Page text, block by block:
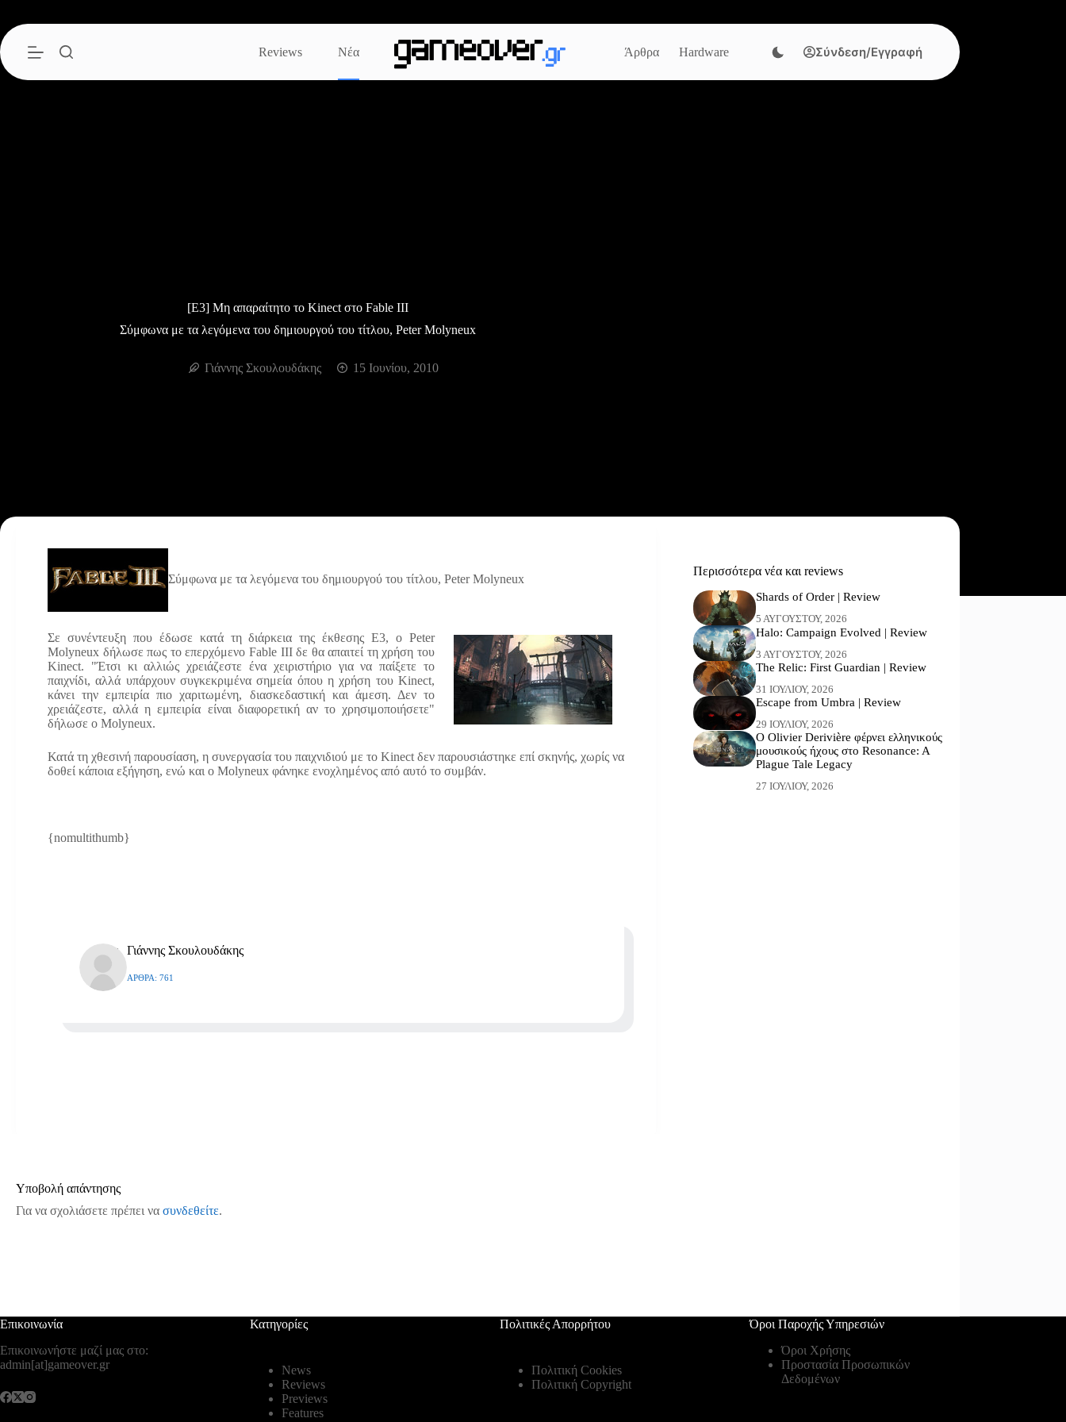
περιεχόμενο
Reviews
Νέα Άρθρα Hardware Σύνδεση/Εγγραφή
[E3] Μη απαραίτητο το Kinect στο Fable III
Σύμφωνα με τα λεγόμενα του δημιουργού του τίτλου, Peter Molyneux
Γιάννης Σκουλουδάκης 15 Ιουνίου, 2010
Σύμφωνα με τα λεγόμενα του δημιουργού του τίτλου, Peter Molyneux
Σε συνέντευξη που έδωσε κατά τη διάρκεια της έκθεσης Ε3, ο Peter
Molyneux δήλωσε πως το επερχόμενο Fable III δε θα απαιτεί τη χρήση του
Kinect. "Έτσι κι αλλιώς χρειάζεστε ένα χειριστήριο για να παίξετε το
παιχνίδι, αλλά υπάρχουν συγκεκριμένα σημεία όπου η χρήση του Kinect,
κάνει την εμπειρία πιο χαριτωμένη, διασκεδαστική και άμεση. Δεν το
χρειάζεστε, αλλά η εμπειρία είναι διαφορετική αν το χρησιμοποιήσετε"
δήλωσε ο Molyneux.
Κατά τη χθεσινή παρουσίαση, η συνεργασία του παιχνιδιού με το Kinect δεν παρουσιάστηκε επί σκηνής, χωρίς να
δοθεί κάποια εξήγηση, ενώ και ο Molyneux φάνηκε ενοχλημένος από αυτό το συμβάν.
{nomultithumb}
Γιάννης Σκουλουδάκης
ΆΡΘΡΑ: 761
Περισσότερα νέα και reviews
Shards of Order | Review
5 ΑΥΓΟΎΣΤΟΥ, 2026
Halo: Campaign Evolved | Review
3 ΑΥΓΟΎΣΤΟΥ, 2026
The Relic: First Guardian | Review
31 ΙΟΥΛΊΟΥ, 2026
Escape from Umbra | Review
29 ΙΟΥΛΊΟΥ, 2026
Ο Olivier Derivière φέρνει ελληνικούς
μουσικούς ήχους στο Resonance: A
Plague Tale Legacy
27 ΙΟΥΛΊΟΥ, 2026
Υποβολή απάντησης
Για να σχολιάσετε πρέπει να συνδεθείτε.
Επικοινωνία
Επικοινωνήστε μαζί μας στο:
admin[at]gameover.gr
Κατηγορίες
News
Reviews
Previews
Features
Πολιτικές Απορρήτου
Πολιτική Cookies
Πολιτική Copyright
Όροι Παροχής Υπηρεσιών
Όροι Χρήσης
Προστασία Προσωπικών
Δεδομένων